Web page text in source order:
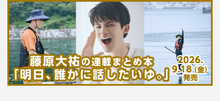
番組情報
『草彅やすともの うさぎとかめ』新年85分SP
読売テレビ／関西ローカル
2024年1月7日（日）午後0時35分～2時